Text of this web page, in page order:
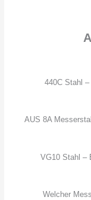
440C Stahl
AUS 8A
VG10 Stahl –
Welcher